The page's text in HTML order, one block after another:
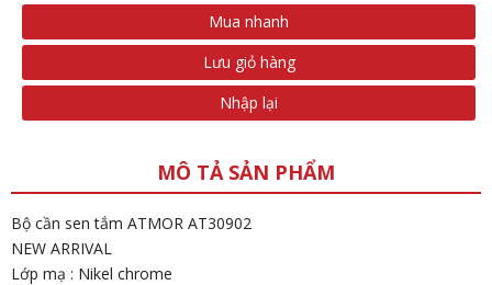
Mua nhanh
Lưu giỏ hàng
Nhập lại
MÔ TẢ SẢN PHẨM
Bộ cần sen tắm ATMOR AT30902
NEW ARRIVAL
Lớp mạ : Nikel chrome